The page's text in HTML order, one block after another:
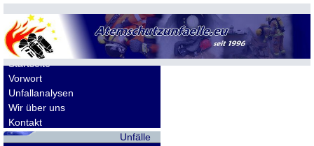
Allgemeines
Startseite
Vorwort
Unfallanalysen
Wir über uns
Kontakt
Unfälle